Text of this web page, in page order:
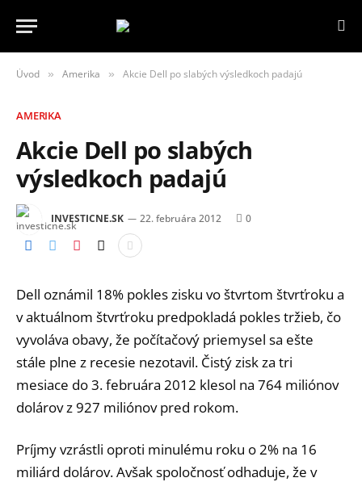
Úvod » Amerika » Akcie Dell po slabých výsledkoch padajú
AMERIKA
Akcie Dell po slabých
výsledkoch padajú
INVESTICNE.SK 22. februára 2012 0
Dell oznámil 18% pokles zisku vo štvrtom štvrťroku a
v aktuálnom štvrťroku predpokladá pokles tržieb, čo
vyvoláva obavy, že počítačový priemysel sa ešte
stále plne z recesie nezotavil. Čistý zisk za tri
mesiace do 3. februára 2012 klesol na 764 miliónov
dolárov z 927 miliónov pred rokom.
Príjmy vzrástli oproti minulému roku o 2% na 16
miliárd dolárov. Avšak spoločnosť odhaduje, že v